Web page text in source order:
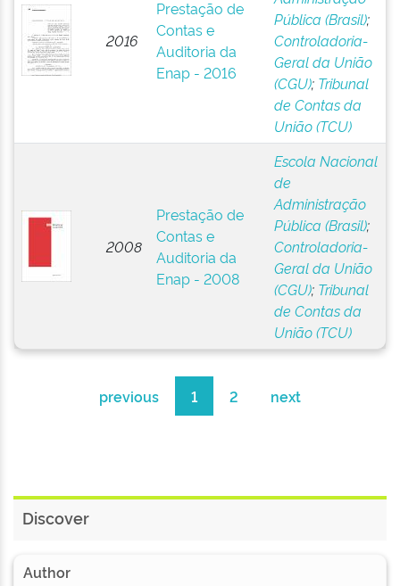
2016
Prestação de
Contas e
Auditoria da
Enap - 2016
Pública (Brasil);
Controladoria-
Geral da União
(CGU); Tribunal
de Contas da
União (TCU)
2008
Prestação de
Contas e
Auditoria da
Enap - 2008
Escola Nacional
de
Administração
Pública (Brasil);
Controladoria-
Geral da União
(CGU); Tribunal
de Contas da
União (TCU)
previous 1 2 next
Discover
Author